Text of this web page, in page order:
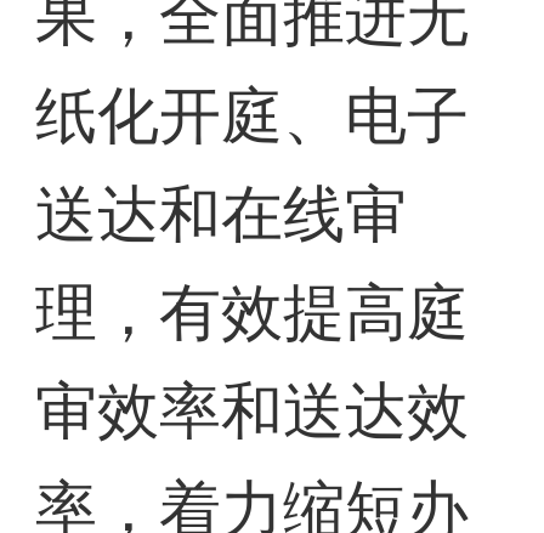
果，全面推进无
纸化开庭、电子
送达和在线审
理，有效提高庭
审效率和送达效
率，着力缩短办